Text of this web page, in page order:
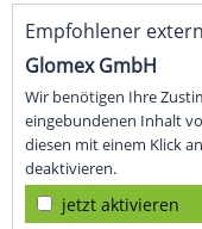
Empfohlener
Glomex GmbH
Wir benötigen Ihre
eingebundenen Inhalt
diesen mit einem Klick
deaktivieren.
jetzt aktivieren